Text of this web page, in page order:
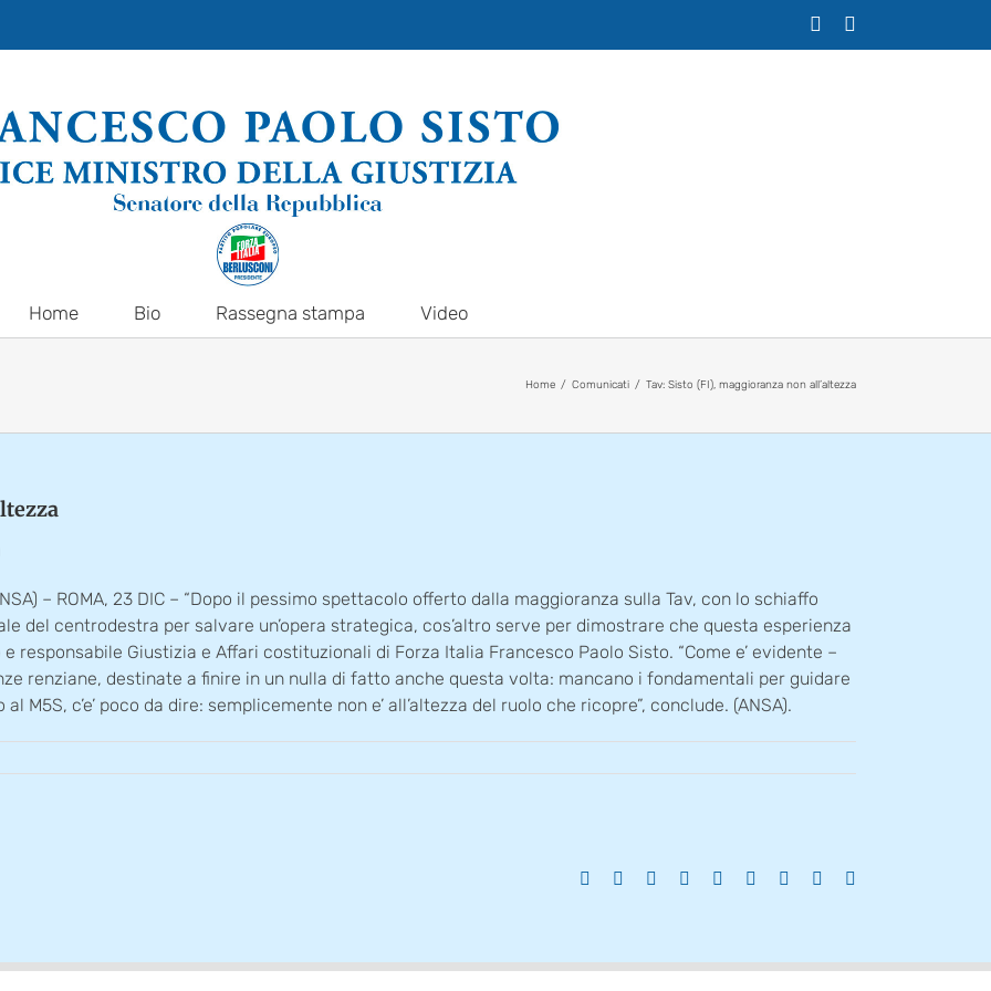
Home Bio Rassegna stampa Video
Home Comunicati Tav: Sisto (FI), maggioranza non all’altezza
– ROMA, 23 DIC – “Dopo il pessimo spettacolo offerto dalla maggioranza sulla Tav, con lo schiaffo
del centrodestra per salvare un’opera strategica, cos’altro serve per dimostrare che questa esperienza
responsabile Giustizia e Affari costituzionali di Forza Italia Francesco Paolo Sisto. “Come e’ evidente –
renziane, destinate a finire in un nulla di fatto anche questa volta: mancano i fondamentali per guidare
M5S, c’e’ poco da dire: semplicemente non e’ all’altezza del ruolo che ricopre”, conclude. (ANSA).
Facebook Reddit LinkedInWhatsApp
TumblrPinterest